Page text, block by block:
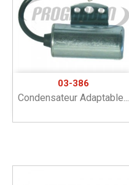
03-386
Condensateur Adaptable...